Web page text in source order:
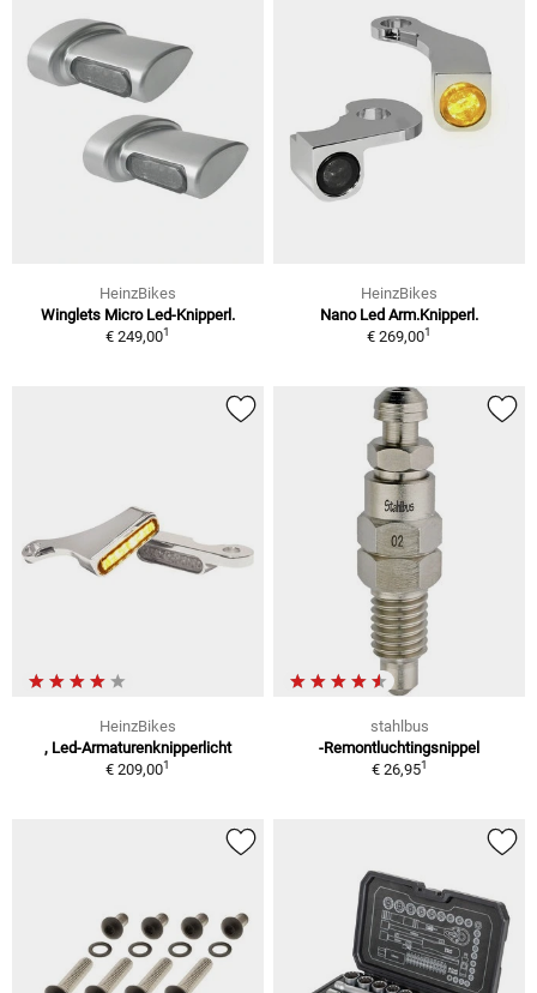
HeinzBikes
Winglets Micro Led-Knipperl.
€ 249,001
HeinzBikes
Nano Led Arm.Knipperl.
€ 269,001
HeinzBikes
, Led-Armaturenknipperlicht
€ 209,001
stahlbus
-Remontluchtingsnippel
€ 26,951